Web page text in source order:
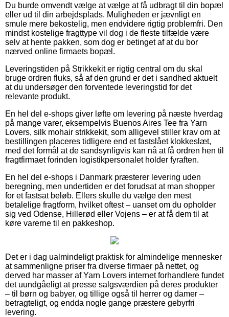
Du burde omvendt vælge at vælge at få udbragt til din bopæl
eller ud til din arbejdsplads. Muligheden er jævnligt en
smule mere bekostelig, men endvidere rigtig problemfri. Den
mindst kostelige fragttype vil dog i de fleste tilfælde være
selv at hente pakken, som dog er betinget af at du bor
nærved online firmaets bopæl.
Leveringstiden på Strikkekit er rigtig central om du skal
bruge ordren fluks, så af den grund er det i sandhed aktuelt
at du undersøger den forventede leveringstid for det
relevante produkt.
En hel del e-shops giver løfte om levering på næste hverdag
på mange varer, eksempelvis Buenos Aires Tee fra Yarn
Lovers, silk mohair strikkekit, som alligevel stiller krav om at
bestillingen placeres tidligere end et fastslået klokkeslæt,
med det formål at de sandsynligvis kan nå at få ordren hen til
fragtfirmaet forinden logistikpersonalet holder fyraften.
En hel del e-shops i Danmark præsterer levering uden
beregning, men undertiden er det forudsat at man shopper
for et fastsat beløb. Ellers skulle du vælge den mest
betalelige fragtform, hvilket oftest – uanset om du opholder
sig ved Odense, Hillerød eller Vojens – er at få dem til at
køre varerne til en pakkeshop.
Det er i dag ualmindeligt praktisk for almindelige mennesker
at sammenligne priser fra diverse firmaer på nettet, og
derved har masser af Yarn Lovers internet forhandlere fundet
det uundgåeligt at presse salgsværdien på deres produkter
– til børn og babyer, og tillige også til herrer og damer –
betragteligt, og endda nogle gange præstere gebyrfri
levering.